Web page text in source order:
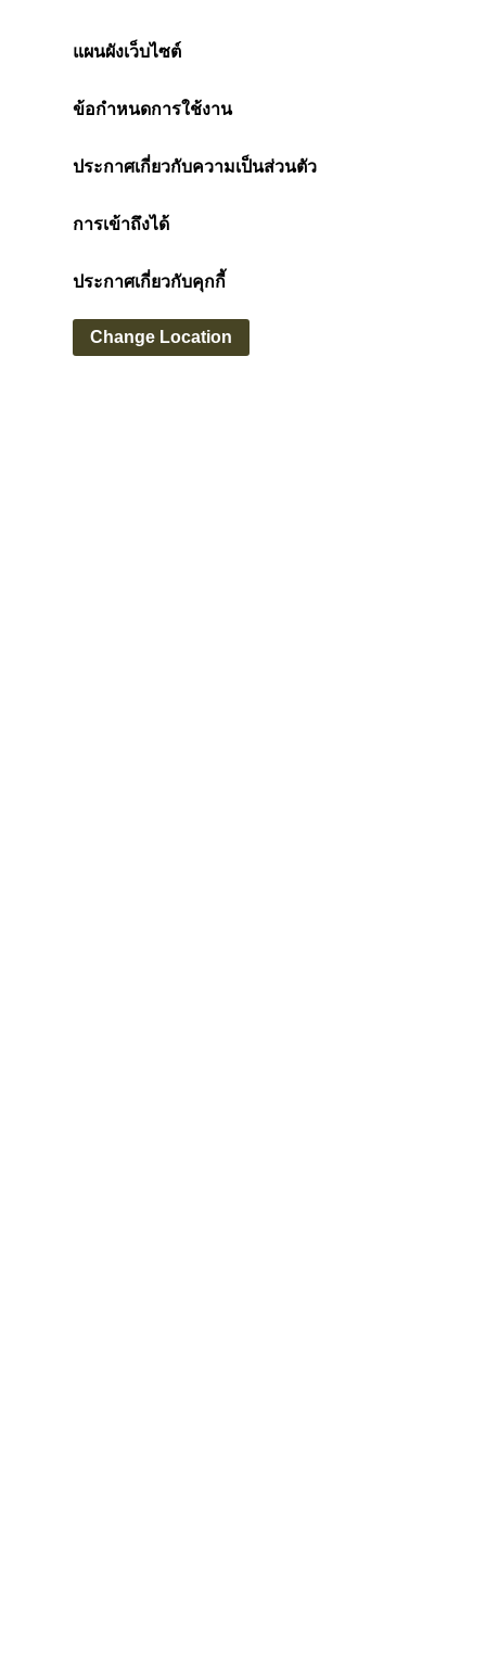
แผนผังเว็บไซต์
ข้อกำหนดการใช้งาน
ประกาศเกี่ยวกับความเป็นส่วนตัว
การเข้าถึงได้
ประกาศเกี่ยวกับคุกกี้
Change Location